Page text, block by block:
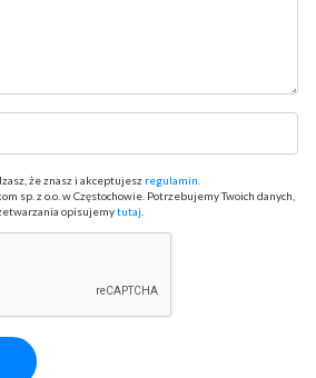
że znasz i akceptujesz regulamin
sp. z o.o. w Częstochowie. Potrzebujemy Twoich danych,
opisujemytutaj